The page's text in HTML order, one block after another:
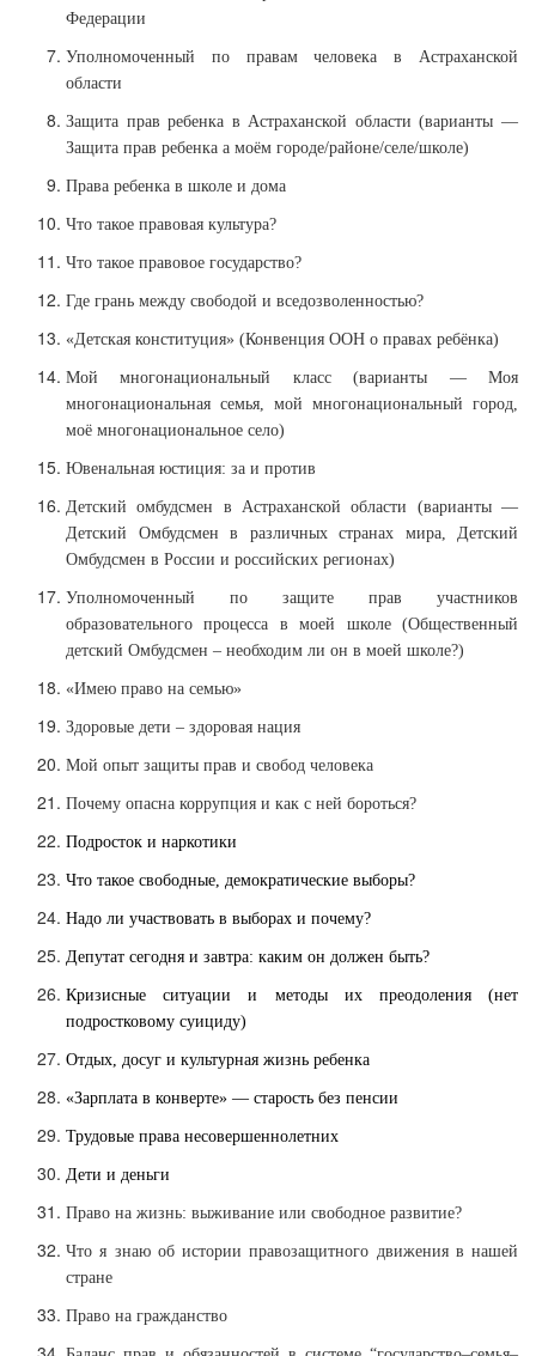
Федерации
Уполномоченный по правам человека в Астраханской
области
Защита прав ребенка в Астраханской области (варианты —
Защита прав ребенка а моём городе/районе/селе/школе)
Права ребенка в школе и дома
Что такое правовая культура?
Что такое правовое государство?
Где грань между свободой и вседозволенностью?
«Детская конституция» (Конвенция ООН о правах ребёнка)
Мой многонациональный класс (варианты — Моя
многонациональная семья, мой многонациональный город,
моё многонациональное село)
Ювенальная юстиция: за и против
Детский омбудсмен в Астраханской области (варианты —
Детский Омбудсмен в различных странах мира, Детский
Омбудсмен в России и российских регионах)
Уполномоченный по защите прав участников
образовательного процесса в моей школе (Общественный
детский Омбудсмен – необходим ли он в моей школе?)
«Имею право на семью»
Здоровые дети – здоровая нация
Мой опыт защиты прав и свобод человека
Почему опасна коррупция и как с ней бороться?
Подросток и наркотики
Что такое свободные, демократические выборы?
Надо ли участвовать в выборах и почему?
Депутат сегодня и завтра: каким он должен быть?
Кризисные ситуации и методы их преодоления (нет
подростковому суициду)
Отдых, досуг и культурная жизнь ребенка
«Зарплата в конверте» — старость без пенсии
Трудовые права несовершеннолетних
Дети и деньги
Право на жизнь: выживание или свободное развитие?
Что я знаю об истории правозащитного движения в нашей
стране
Право на гражданство